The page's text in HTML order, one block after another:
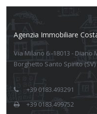
Agenzia Immobiliare
Via Milano 6 -18013 - Diano
Borghetto Santo Spirito (SV)
+39 0183.493291
+39 0183.499752